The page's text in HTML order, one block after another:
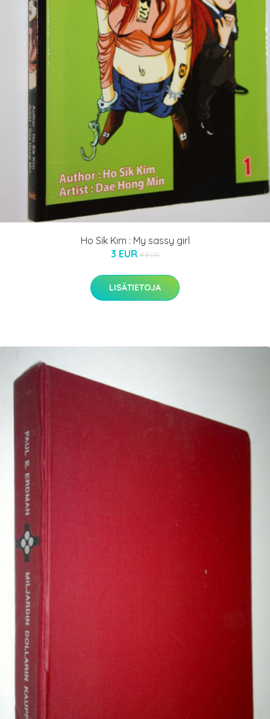
Ho Sik Kim : My sassy girl
3 EUR 4 EUR
LISÄTIETOJA